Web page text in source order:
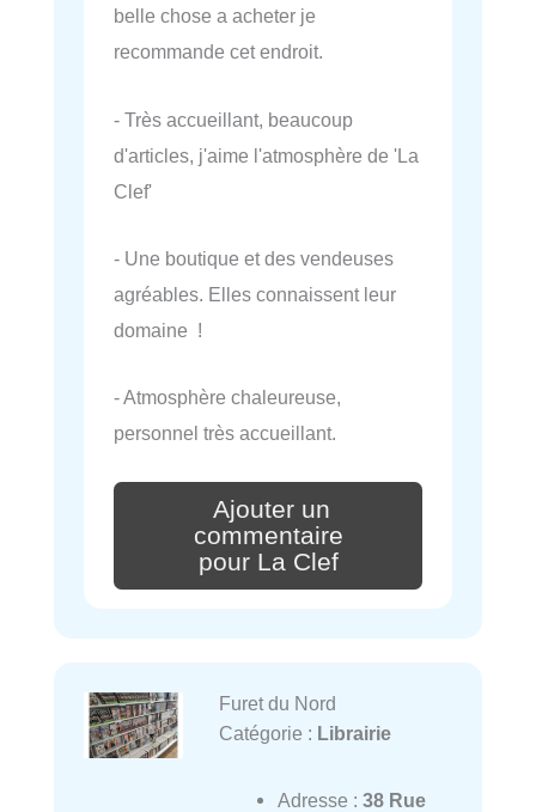
belle chose a acheter je
recommande cet endroit.
- Très accueillant, beaucoup
d'articles, j'aime l'atmosphère de 'La
Clef'
- Une boutique et des vendeuses
agréables. Elles connaissent leur
domaine !
- Atmosphère chaleureuse,
personnel très accueillant.
Ajouter un
commentaire
pour La Clef
Furet du Nord
Catégorie : Librairie
Adresse : 38 Rue